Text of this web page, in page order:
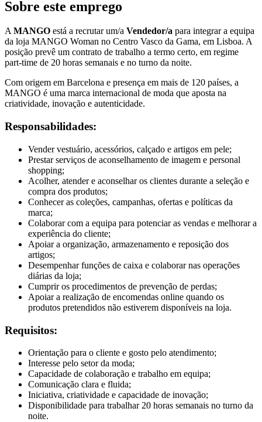
Sobre este emprego
AMANGO está a recrutar um/a Vendedor/a para integrar a equipa
da loja MANGO Woman no Centro Vasco da Gama, em Lisboa. A
posição prevê um contrato de trabalho a termo certo, em regime
part-time de 20 horas semanais e no turno da noite.
Com origem em Barcelona e presença em mais de 120 países, a
MANGO é uma marca internacional de moda que aposta na
criatividade, inovação e autenticidade.
Responsabilidades:
Vender vestuário, acessórios, calçado e artigos em pele;
Prestar serviços de aconselhamento de imagem e personal
shopping;
Acolher, atender e aconselhar os clientes durante a seleção e
compra dos produtos;
Conhecer as coleções, campanhas, ofertas e políticas da
marca;
Colaborar com a equipa para potenciar as vendas e melhorar a
experiência do cliente;
Apoiar a organização, armazenamento e reposição dos
artigos;
Desempenhar funções de caixa e colaborar nas operações
diárias da loja;
Cumprir os procedimentos de prevenção de perdas;
Apoiar a realização de encomendas online quando os
produtos pretendidos não estiverem disponíveis na loja.
Requisitos:
Orientação para o cliente e gosto pelo atendimento;
Interesse pelo setor da moda;
Capacidade de colaboração e trabalho em equipa;
Comunicação clara e fluida;
Iniciativa, criatividade e capacidade de inovação;
Disponibilidade para trabalhar 20 horas semanais no turno da
noite.